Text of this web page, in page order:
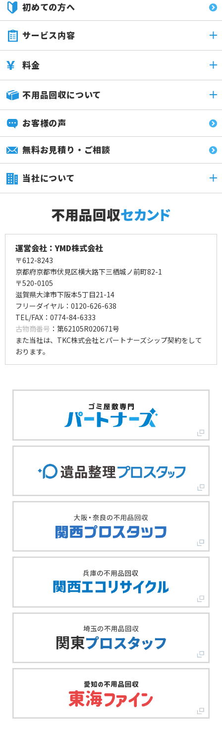
初めての方へ
サービス内容
料金
不用品回収について
お客様の声
無料お見積り・ご相談
当社について
運営会社：YMD株式会社
〒612-8243
京都府京都市伏見区横大路下三栖城ノ前町82-1
〒520-0105
滋賀県大津市下阪本5丁目21-14
フリーダイヤル：0120-626-638
TEL/FAX：0774-84-6333
古物商番号 ：第62105R020671号
また当社は、TKC株式会社とパートナーズシップ契約をして
おります。